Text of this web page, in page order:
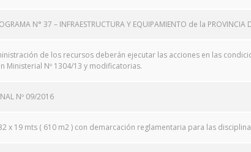
N° 37 – INFRAESTRUCTURA Y EQUIPAMIENTO de la PROVINCIA
de los recursos deberán ejecutar las acciones en las
Ministerial Nº 1304/13 y modificatorias.
Nº 09/2016
x 19 mts ( 610 m2) con demarcación reglamentaria para las